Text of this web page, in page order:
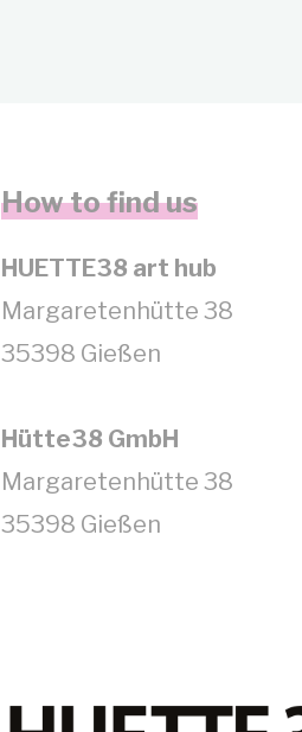
How to find us
HUETTE38 art hub
Margaretenhütte 38
35398 Gießen
Hütte38 GmbH
Margaretenhütte 38
35398 Gießen